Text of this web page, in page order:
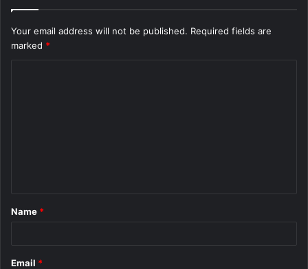
Your email address will not be published. Required fields are
marked *
*
Name *
Email *